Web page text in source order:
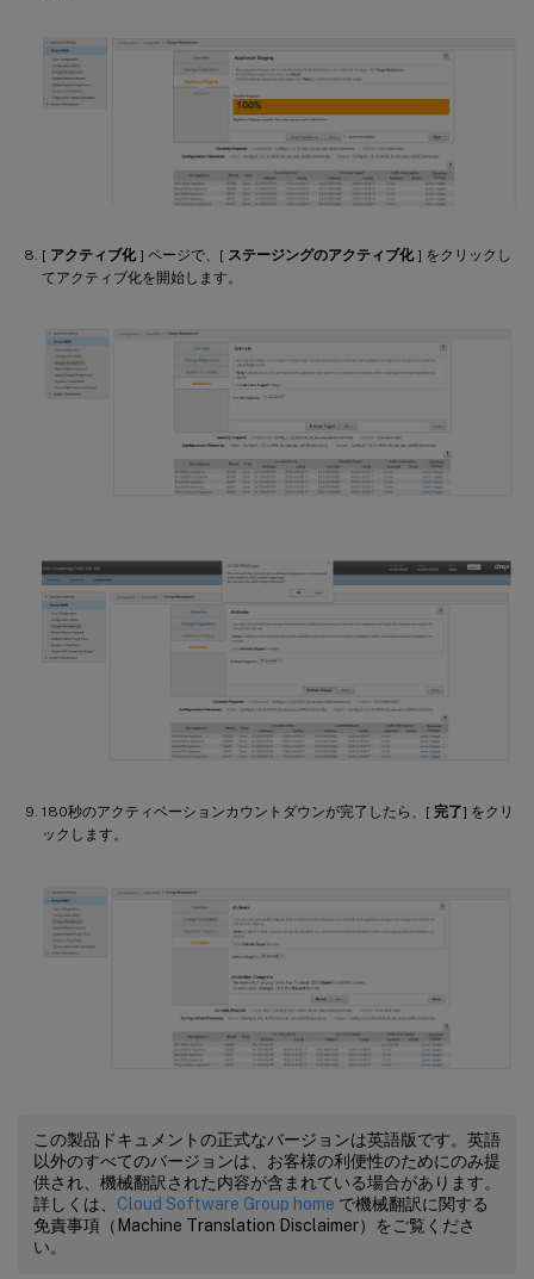
[ アクティブ化] ページで、[ ステージングのアクティブ化] をクリックし
てアクティブ化を開始します。
180秒のアクティベーションカウントダウンが完了したら、[ 完了] をクリ
ックします。
この製品ドキュメントの正式なバージョンは英語版です。英語
以外のすべてのバージョンは、お客様の利便性のためにのみ提
供され、機械翻訳された内容が含まれている場合があります。
詳しくは、 Cloud Software Group home で機械翻訳に関する
免責事項（Machine Translation Disclaimer）をご覧くださ
い。